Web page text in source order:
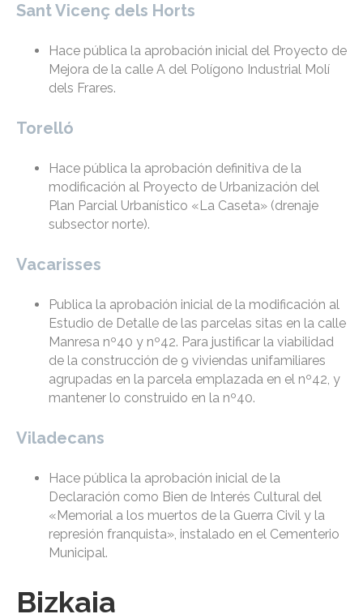
Sant Vicenç dels Horts
Hace pública la aprobación inicial del Proyecto de
Mejora de la calle A del Polígono Industrial Molí
dels Frares.
Torelló
Hace pública la aprobación definitiva de la
modificación al Proyecto de Urbanización del
Plan Parcial Urbanístico «La Caseta» (drenaje
subsector norte).
Vacarisses
Publica la aprobación inicial de la modificación al
Estudio de Detalle de las parcelas sitas en la calle
Manresa nº40 y nº42. Para justificar la viabilidad
de la construcción de 9 viviendas unifamiliares
agrupadas en la parcela emplazada en el nº42, y
mantener lo construido en la nº40.
Viladecans
Hace pública la aprobación inicial de la
Declaración como Bien de Interés Cultural del
«Memorial a los muertos de la Guerra Civil y la
represión franquista», instalado en el Cementerio
Municipal.
Bizkaia